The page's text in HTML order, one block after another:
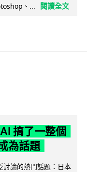
、...
閱讀全文
搞了一整個
為話題
討論的熱門話題：日本